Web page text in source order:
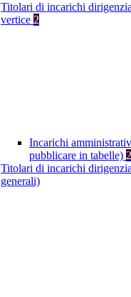
Titolari di incarichi
vertice 2
Incarichi
pubblicare in tabelle) 2
Titolari di incarichi
generali)